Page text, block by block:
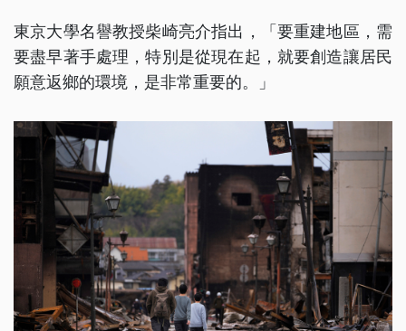
東京大學名譽教授柴崎亮介指出，「要重建地區，需
要盡早著手處理，特別是從現在起，就要創造讓居民
願意返鄉的環境，是非常重要的。」